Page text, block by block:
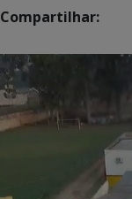
Compartilhar: